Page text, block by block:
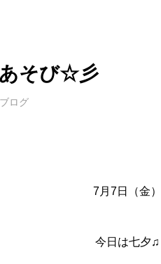
そび☆彡
ログ
7月7日（金）
今日は七夕♫